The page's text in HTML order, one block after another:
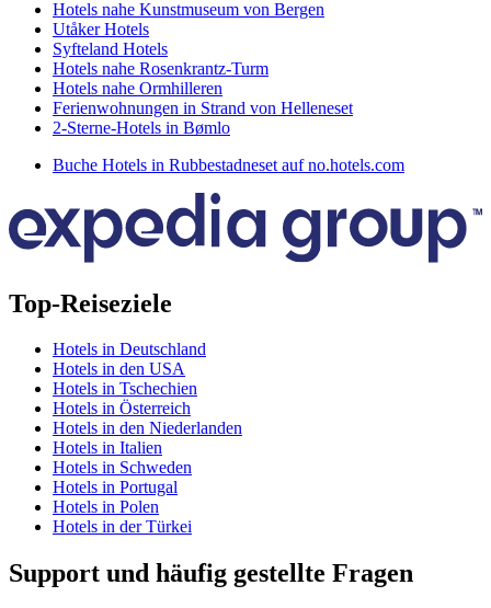
Hotels nahe Kunstmuseum von Bergen
Utåker Hotels
Syfteland Hotels
Hotels nahe Rosenkrantz-Turm
Hotels nahe Ormhilleren
Ferienwohnungen in Strand von Helleneset
2-Sterne-Hotels in Bømlo
Buche Hotels in Rubbestadneset auf no.hotels.com
Top-Reiseziele
Hotels in Deutschland
Hotels in den USA
Hotels in Tschechien
Hotels in Österreich
Hotels in den Niederlanden
Hotels in Italien
Hotels in Schweden
Hotels in Portugal
Hotels in Polen
Hotels in der Türkei
Support und häufig gestellte Fragen